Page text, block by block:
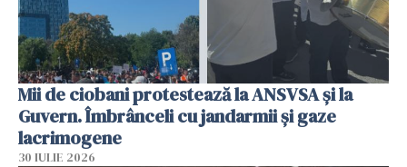
Mii de ciobani protestează la ANSVSA și la
Guvern. Îmbrânceli cu jandarmii și gaze
lacrimogene
30 IULIE 2026